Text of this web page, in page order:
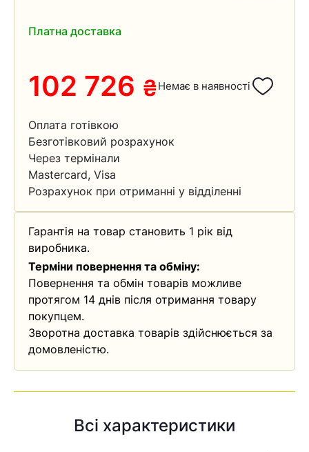
Платна доставка
102 726 ₴Немає в наявності
Оплата готівкою
Безготівковий розрахунок
Через термінали
Mastercard, Visa
Розрахунок при отриманні у відділенні
Гарантія на товар становить 1 рік від
виробника.
Терміни повернення та обміну:
Повернення та обмін товарів можливе
протягом 14 днів після отримання товару
покупцем.
Зворотна доставка товарів здійснюється за
домовленістю.
Всі характеристики